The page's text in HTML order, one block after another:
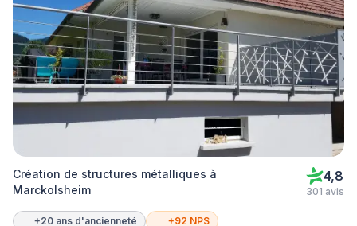
Création de structures métalliques à
Marckolsheim
4,8
301 avis
+20 ans d'ancienneté +92 NPS